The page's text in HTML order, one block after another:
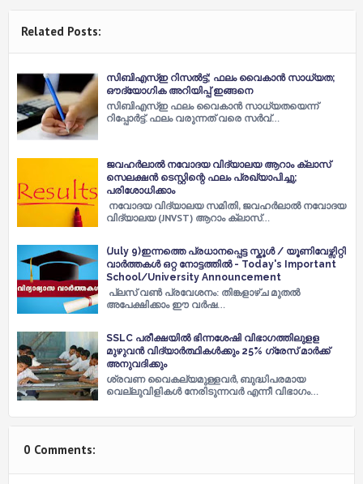
Related Posts:
സിബിഎസ്ഇ റിസൽട്ട്; ഫലം വൈകാൻ സാധ്യത;
ഔദ്യോ​ഗിക അറിയിപ്പ് ഇങ്ങനെ
സിബിഎസ്ഇ ഫലം വൈകാന്‍ സാധ്യതയെന്ന്
റിപ്പോർട്ട്. ഫലം വരുന്നത് വരെ സര്‍വ്…
ജവഹർലാൽ നവോദയ വിദ്യാലയ ആറാം ക്ലാസ്
സെലക്ഷൻ ടെസ്റ്റിന്റെ ഫലം പ്രഖ്യാപിച്ചു;
പരിശോധിക്കാം
നവോദയ വിദ്യാലയ സമിതി, ജവഹർലാൽ നവോദയ
വിദ്യാലയ (JNVST) ആറാം ക്ലാസ്…
(July 9)ഇന്നത്തെ പ്രധാനപ്പെട്ട സ്കൂൾ / യൂണിവേഴ്സിറ്റി
വാർത്തകൾ ഒറ്റ നോട്ടത്തിൽ - Today's Important
School/University Announcement
പ്ലസ് വണ്‍ പ്രവേശനം: തിങ്കളാഴ്ച മുതല്‍
അപേക്ഷിക്കാം ഈ വര്‍ഷ…
SSLC പരീക്ഷയിൽ ഭിന്നശേഷി വിഭാഗത്തിലുളള
മുഴുവൻ വിദ്യാർത്ഥികൾക്കും 25% ഗ്രേസ് മാർക്ക്
അനുവദിക്കും
ശ്രവണ വൈകല്യമുള്ളവർ, ബുദ്ധിപരമായ
വെല്ലുവിളികൾ നേരിടുന്നവർ എന്നീ വിഭാഗം…
0 Comments: